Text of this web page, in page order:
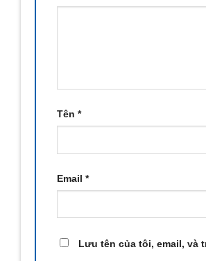
Tên *
Email *
Lưu tên của tôi, email, và